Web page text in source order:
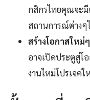
กสิกรไทยคุณจะมี
สถานการณ์ต่างๆ
สร้างโอกาสใหม่ๆ
อาจเปิดประตูสู่โ
งานใหม่โปรเจค